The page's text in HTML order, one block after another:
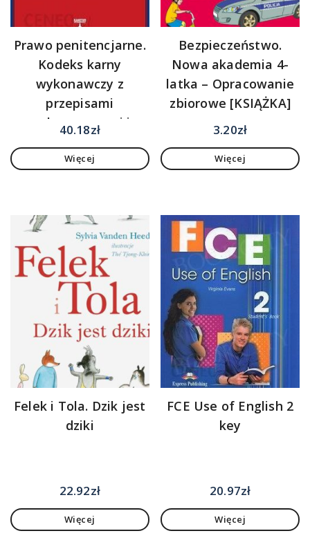
Prawo penitencjarne.
Kodeks karny
wykonawczy z
przepisami
wykonawczymi i
Waldemar Śledzik (E-
40.18zł
Więcej
Bezpieczeństwo.
Nowa akademia 4-
latka – Opracowanie
zbiorowe [KSIĄŻKA]
3.20zł
Więcej
Felek i Tola. Dzik jest
dziki
22.92zł
Więcej
FCE Use of English 2
key
20.97zł
Więcej